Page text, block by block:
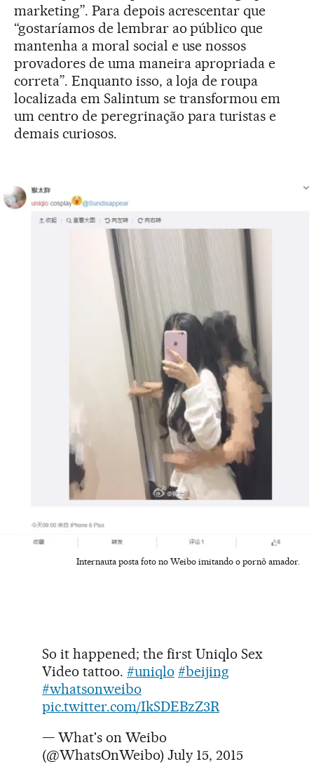
marketing”. Para depois acrescentar que
“gostaríamos de lembrar ao público que
mantenha a moral social e use nossos
provadores de uma maneira apropriada e
correta”. Enquanto isso, a loja de roupa
localizada em Salintum se transformou em
um centro de peregrinação para turistas e
demais curiosos.
Internauta posta foto no Weibo imitando o pornô amador.
So it happened; the first Uniqlo Sex
Video tattoo. #uniqlo #beijing
#whatsonweibo
pic.twitter.com/IkSDEBzZ3R
— What's on Weibo
(@WhatsOnWeibo) July 15, 2015